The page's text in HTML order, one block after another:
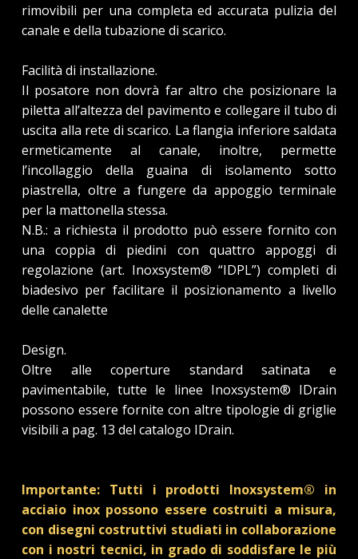
rimovibili per una completa ed accurata pulizia del
canale e della tubazione di scarico.
Facilità di installazione.
Il posatore non dovrà far altro che posizionare la
piletta all’altezza del pavimento e collegare il tubo di
uscita alla rete di scarico. La flangia inferiore saldata
ermeticamente al canale, inoltre, permette
l’incollaggio della guaina di isolamento sotto
piastrella, oltre a fungere da appoggio terminale
per la mattonella stessa.
N.B.: a richiesta il prodotto può essere fornito con
una coppia di piedini con quattro appoggi di
regolazione (art. Inoxsystem® “IDPL”) completi di
biadesivo per facilitare il posizionamento a livello
delle canalette
Design.
Oltre alle coperture standard satinata e
pavimentabile, tutte le linee Inoxsystem® IDrain
possono essere fornite con altre tipologie di griglie
visibili a pag. 13 del catalogo IDrain.
Importante: Tutti i prodotti Inoxsystem® in
acciaio inox possono essere costruiti a misura,
con disegni costruttivi studiati in collaborazione
con i nostri tecnici, in grado di soddisfare le più